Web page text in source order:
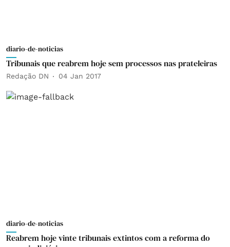
diario-de-noticias
Tribunais que reabrem hoje sem processos nas prateleiras
Redação DN 04 Jan 2017
diario-de-noticias
Reabrem hoje vinte tribunais extintos com a reforma do